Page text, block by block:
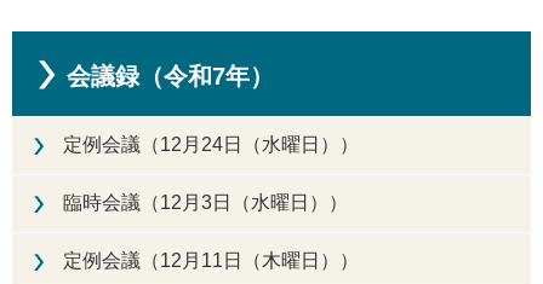
会議録（令和7年）
定例会議（12月24日（水曜日））
臨時会議（12月3日（水曜日））
定例会議（12月11日（木曜日））